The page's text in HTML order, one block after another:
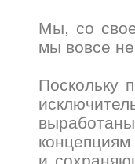
Мы, со
мы вовсе не
Поскольку
и